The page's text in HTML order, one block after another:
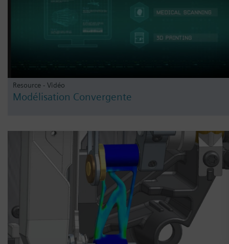
Resource - Vidéo
Modélisation Convergente